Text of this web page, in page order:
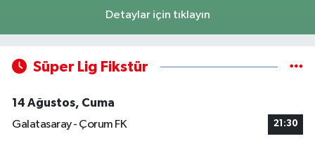
Detaylar için tıklayın
Süper Lig Fikstür
14 Ağustos, Cuma
Galatasaray - Çorum FK
21:30